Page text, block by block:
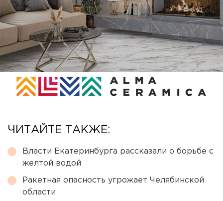
ЧИТАЙТЕ ТАКЖЕ:
Власти Екатеринбурга рассказали о борьбе с
желтой водой
Ракетная опасность угрожает Челябинской
области